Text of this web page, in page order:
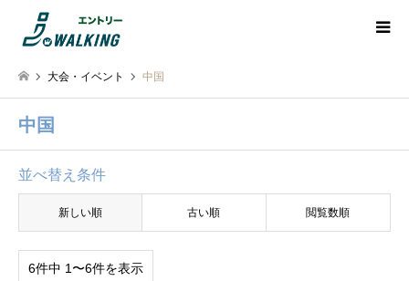
大会・イベント 中国
中国
並べ替え条件
新しい順 古い順 閲覧数順
6件中 1〜6件を表示